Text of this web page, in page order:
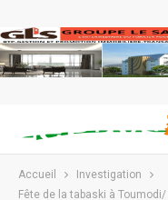
Accueil
Investigation
Fête de la tabaski à